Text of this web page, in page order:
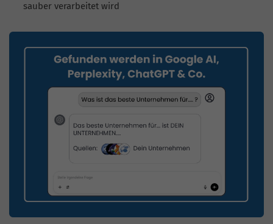
sauber verarbeitet wird